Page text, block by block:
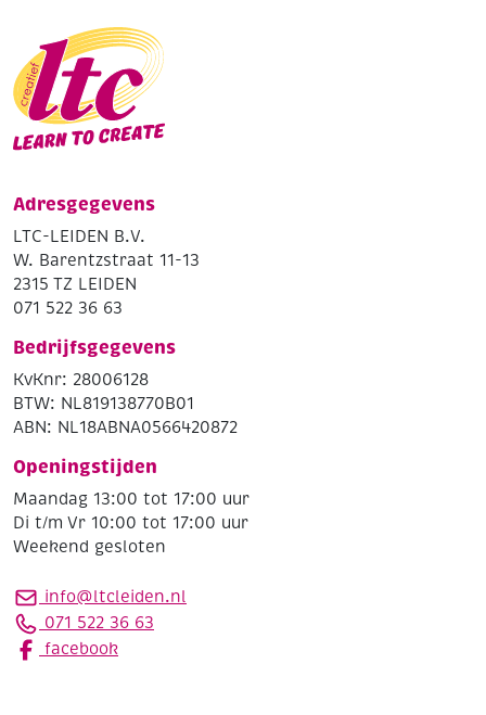
Adresgegevens
LTC-LEIDEN B.V.
W. Barentzstraat 11-13
2315 TZ LEIDEN
071 522 36 63
Bedrijfsgegevens
KvKnr: 28006128
BTW: NL819138770B01
ABN: NL18ABNA0566420872
Openingstijden
Maandag 13:00 tot 17:00 uur
Di t/m Vr 10:00 tot 17:00 uur
Weekend gesloten
info@ltcleiden.nl
071 522 36 63
facebook